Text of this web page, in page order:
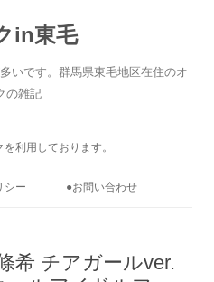
in東毛
いです。群馬県東毛地区在住のオ
の雑記
利用しております。
シー ●お問い合わせ
希 チアガールver.